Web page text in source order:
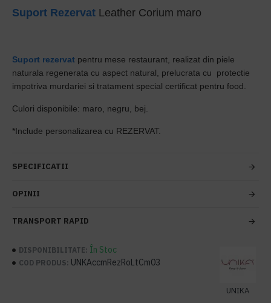
Suport Rezervat Leather Corium maro
Suport rezervat pentru mese restaurant, realizat din piele
naturala regenerata cu aspect natural, prelucrata cu protectie
impotriva murdariei si tratament special certificat pentru food.
Culori disponibile: maro, negru, bej.
*Include personalizarea cu REZERVAT.
SPECIFICATII
OPINII
TRANSPORT RAPID
DISPONIBILITATE: În Stoc
COD PRODUS: UNKAccmRezRoLtCm03
UNIKA